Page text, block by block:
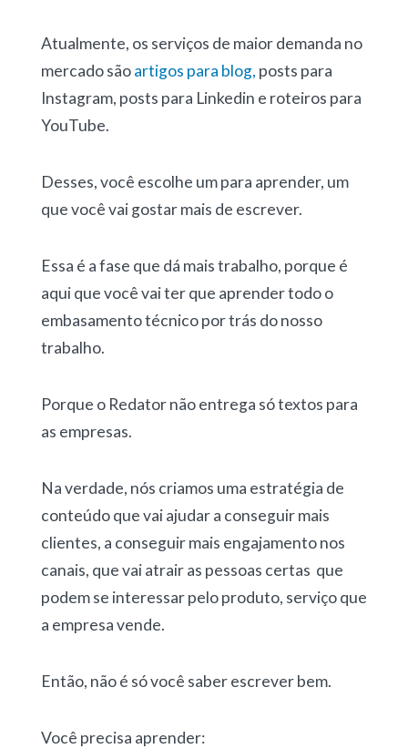
Atualmente, os serviços de maior demanda no
mercado sãoartigos para blog, posts para
Instagram, posts para Linkedin e roteiros para
YouTube.
Desses, você escolhe um para aprender, um
que você vai gostar mais de escrever.
Essa é a fase que dá mais trabalho, porque é
aqui que você vai ter que aprender todo o
embasamento técnico por trás do nosso
trabalho.
Porque o Redator não entrega só textos para
as empresas.
Na verdade, nós criamos uma estratégia de
conteúdo que vai ajudar a conseguir mais
clientes, a conseguir mais engajamento nos
canais, que vai atrair as pessoas certas que
podem se interessar pelo produto, serviço que
a empresa vende.
Então, não é só você saber escrever bem.
Você precisa aprender: